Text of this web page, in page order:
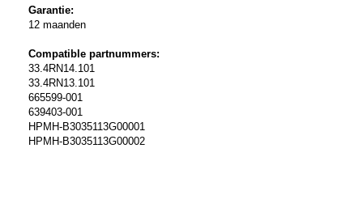
Garantie:
12 maanden
Compatible partnummers:
33.4RN14.101
33.4RN13.101
665599-001
639403-001
HPMH-B3035113G00001
HPMH-B3035113G00002